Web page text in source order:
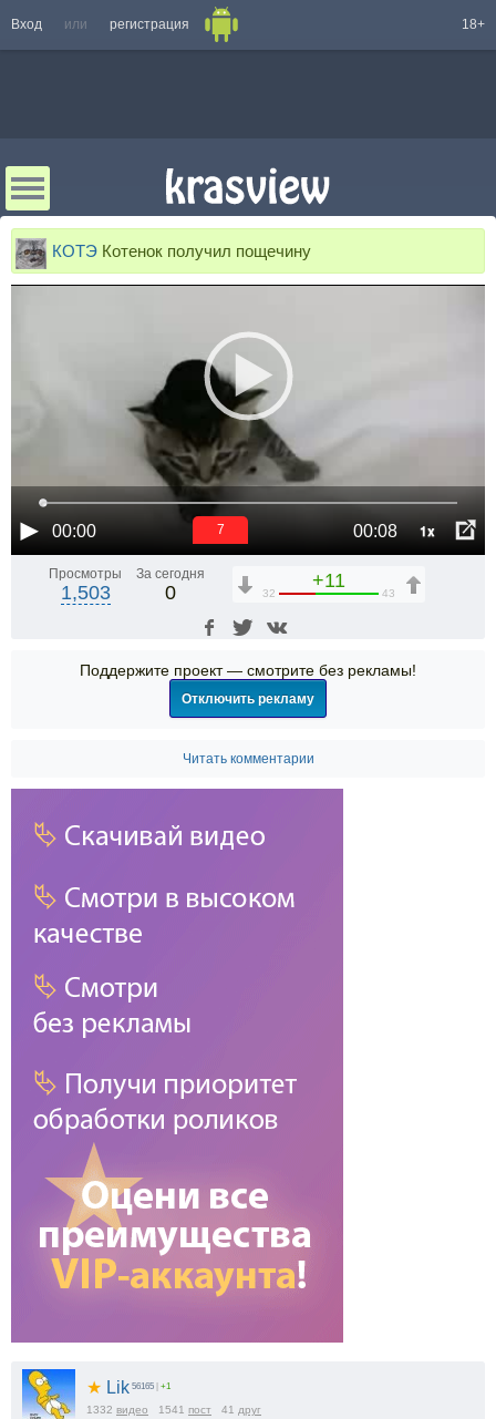
Вход или регистрация 18+
КОТЭ Котенок получил пощечину
00:00 00:08 1x
6
Просмотры
1,503
За сегодня
0
+11
32 43
Поддержите проект — смотрите без рекламы!
Отключить рекламу
Читать комментарии
★ Lik 56165 +1
1332 видео 1541 пост 41 друг